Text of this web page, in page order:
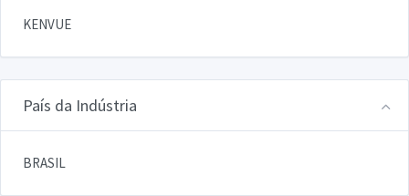
KENVUE
País da Indústria
BRASIL